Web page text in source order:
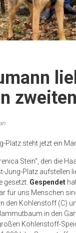
Platz steht jetzt ein
Stein“, den die
Jung-Platz aufstellen
gesetzt. Gespendet
für uns Menschen
den Kohlenstoff (C)
in den
Kohlenstoff-